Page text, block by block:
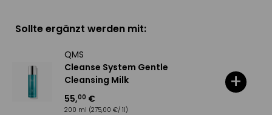
Sollte ergänzt werden mit:
QMS
Cleanse System Gentle
Cleansing Milk
55,00 €
200 ml (275,00 €/ 1l)
+